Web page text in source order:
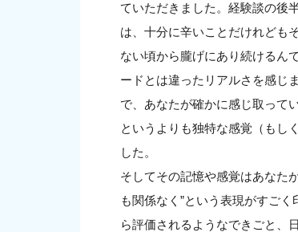
ていただきました。経験談の後
は、十分に辛いことだけれども
ない頃から朧げにあり続けるん
ードとは違ったリアルさを感じ
で、あなたが確かに感じ取って
というよりも独特な感覚（もし
した。
そしてその記憶や感覚はあなた
も関係なく”という表現がすご
ら評価されるようなできごと、